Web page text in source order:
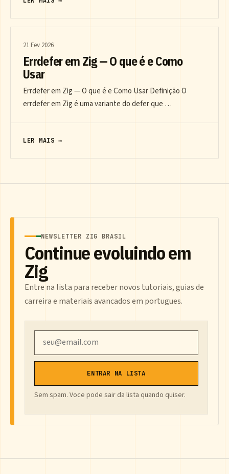
21 Fev 2026
Errdefer em Zig — O que é e Como
Usar
Errdefer em Zig — O que é e Como Usar Definição O
errdefer em Zig é uma variante do defer que …
LER MAIS →
NEWSLETTER ZIG BRASIL
Continue evoluindo em
Zig
Entre na lista para receber novos tutoriais, guias de
carreira e materiais avancados em portugues.
ENTRAR NA LISTA
Sem spam. Voce pode sair da lista quando quiser.